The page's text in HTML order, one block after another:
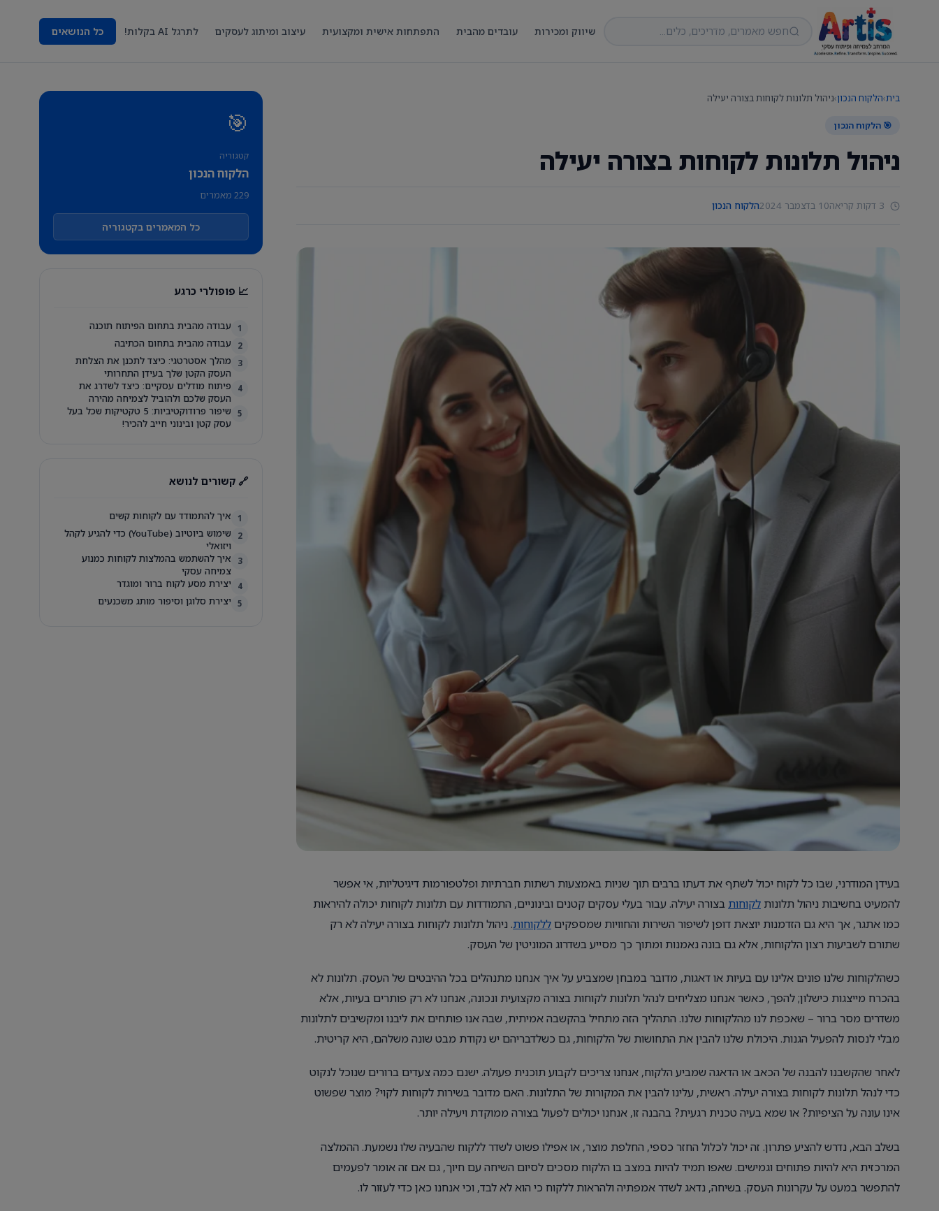
שיווק ומכירות עובדים מהבית התפתחות אישית ומקצועית עיצוב ומיתוג לעסקים לתרגל AI בקלות! כל הנושאים
בית›הלקוח הנכון›ניהול תלונות לקוחות בצורה יעילה
🎯 הלקוח הנכון
ניהול תלונות לקוחות בצורה יעילה
10 בדצמבר 2024 הלקוח הנכון
בעידן המודרני, שבו כל לקוח יכול לשתף את דעתו ברבים תוך שניות באמצעות רשתות חברתיות ופלטפורמות דיגיטליות, אי אפשר
להמעיט בחשיבות ניהול תלונות לקוחות בצורה יעילה. עבור בעלי עסקים קטנים ובינוניים, התמודדות עם תלונות לקוחות יכולה להיראות
כמו אתגר, אך היא גם הזדמנות יוצאת דופן לשיפור השירות והחוויות שמספקיםללקוחות. ניהול תלונות לקוחות בצורה יעילה לא רק
שתורם לשביעות רצון הלקוחות, אלא גם בונה נאמנות ומתוך כך מסייע בשדרוג המוניטין של העסק.
כשהלקוחות שלנו פונים אלינו עם בעיות או דאגות, מדובר במבחן שמצביע על איך אנחנו מתנהלים בכל ההיבטים של העסק. תלונות לא
בהכרח מייצגות כישלון; להפך, כאשר אנחנו מצליחים לנהל תלונות לקוחות בצורה מקצועית ונכונה, אנחנו לא רק פותרים בעיות, אלא
משדרים מסר ברור – שאכפת לנו מהלקוחות שלנו. התהליך הזה מתחיל בהקשבה אמיתית, שבה אנו פותחים את ליבנו ומקשיבים לתלונות
מבלי לנסות להפעיל הגנות. היכולת שלנו להבין את התחושות של הלקוחות, גם כשלדבריהם יש נקודת מבט שונה משלהם, היא קריטית.
לאחר שהקשבנו להבנה של הכאב או הדאגה שמביע הלקוח, אנחנו צריכים לקבוע תוכנית פעולה. ישנם כמה צעדים ברורים שנוכל לנקוט
כדי לנהל תלונות לקוחות בצורה יעילה. ראשית, עלינו להבין את המקורות של התלונות. האם מדובר בשירות לקוחות לקוי? מוצר שפשוט
אינו עונה על הציפיות? או שמא בעיה טכנית רגעית? בהבנה זו, אנחנו יכולים לפעול בצורה ממוקדת ויעילה יותר.
בשלב הבא, נדרש להציע פתרון. זה יכול לכלול החזר כספי, החלפת מוצר, או אפילו פשוט לשדר ללקוח שהבעיה שלו נשמעת. ההמלצה
המרכזית היא להיות פתוחים וגמישים. שאפו תמיד להיות במצב בו הלקוח מסכים לסיום השיחה עם חיוך, גם אם זה אומר לפעמים
להתפשר במעט על עקרונות העסק. בשיחה, נדאג לשדר אמפתיה ולהראות ללקוח כי הוא לא לבד, וכי אנחנו כאן כדי לעזור לו.
🎯
קטגוריה
הלקוח הנכון
229 מאמרים
כל המאמרים בקטגוריה
📈 פופולרי כרגע
1 עבודה מהבית בתחום הפיתוח תוכנה
2 עבודה מהבית בתחום הכתיבה
3
מהלך אסטרטגי: כיצד לתכנן את הצלחת
העסק הקטן שלך בעידן התחרותי
4
פיתוח מודלים עסקיים: כיצד לשדרג את
העסק שלכם ולהוביל לצמיחה מהירה
5
שיפור פרודוקטיביות: 5 טקטיקות שכל בעל
עסק קטן ובינוני חייב להכיר!
🔗 קשורים לנושא
1 איך להתמודד עם לקוחות קשים
2
שימוש ביוטיוב (YouTube) כדי להגיע לקהל
ויזואלי
3
איך להשתמש בהמלצות לקוחות כמנוע
צמיחה עסקי
4 יצירת מסע לקוח ברור ומוגדר
5 יצירת סלוגן וסיפור מותג משכנעים